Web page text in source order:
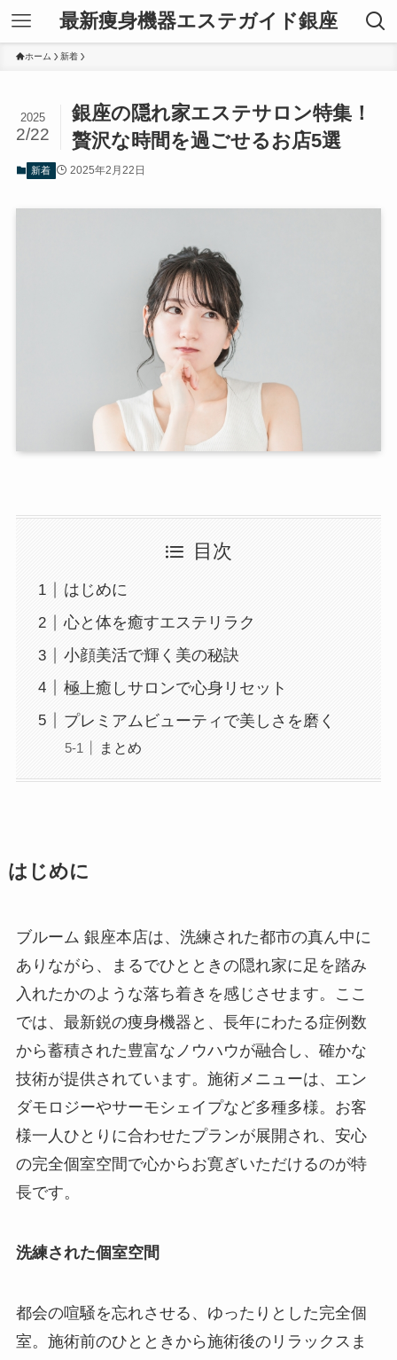
最新痩身機器エステガイド銀座
ホーム 新着
銀座の隠れ家エステサロン特集！
贅沢な時間を過ごせるお店5選
2025
2/22
新着 2025年2月22日
目次
はじめに
心と体を癒すエステリラク
小顔美活で輝く美の秘訣
極上癒しサロンで心身リセット
プレミアムビューティで美しさを磨く
まとめ
はじめに
ブルーム 銀座本店は、洗練された都市の真ん中に
ありながら、まるでひとときの隠れ家に足を踏み
入れたかのような落ち着きを感じさせます。ここ
では、最新鋭の痩身機器と、長年にわたる症例数
から蓄積された豊富なノウハウが融合し、確かな
技術が提供されています。施術メニューは、エン
ダモロジーやサーモシェイプなど多種多様。お客
様一人ひとりに合わせたプランが展開され、安心
の完全個室空間で心からお寛ぎいただけるのが特
長です。
洗練された個室空間
都会の喧騒を忘れさせる、ゆったりとした完全個
室。施術前のひとときから施術後のリラックスま